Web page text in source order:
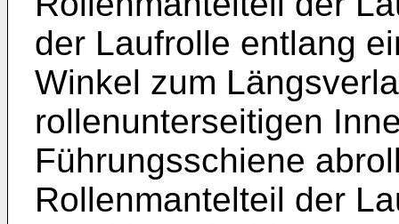
der Laufrolle entlang
Winkel zum
rollenunterseitigen
Führungsschiene
Rollenmantelteil der